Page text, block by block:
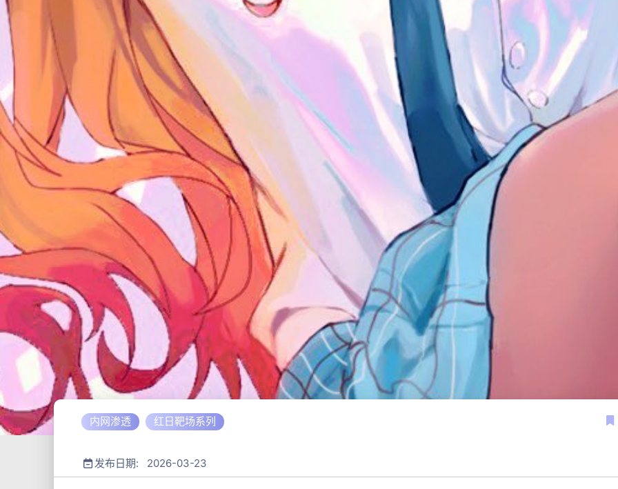
内网渗透 红日靶场系列
发布日期: 2026-03-23